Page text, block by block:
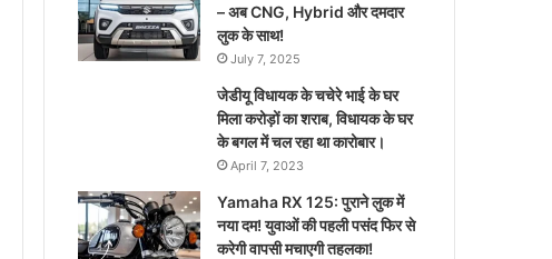
– अब CNG, Hybrid और दमदार
लुक के साथ!
July 7, 2025
जेडीयू विधायक के चचेरे भाई के घर
मिला करोड़ों का शराब, विधायक के घर
के बगल में चल रहा था कारोबार।
April 7, 2023
Yamaha RX 125: पुराने लुक में
नया दम! युवाओं की पहली पसंद फिर से
करेगी वापसी मचाएगी तहलका!